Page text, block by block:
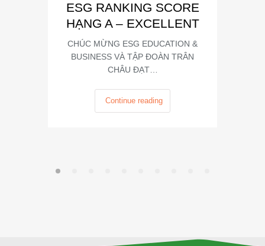
ESG RANKING SCORE
HẠNG A – EXCELLENT
CHÚC MỪNG ESG EDUCATION &
BUSINESS VÀ TẬP ĐOÀN TRÂN
CHÂU ĐẠT…
Continue reading